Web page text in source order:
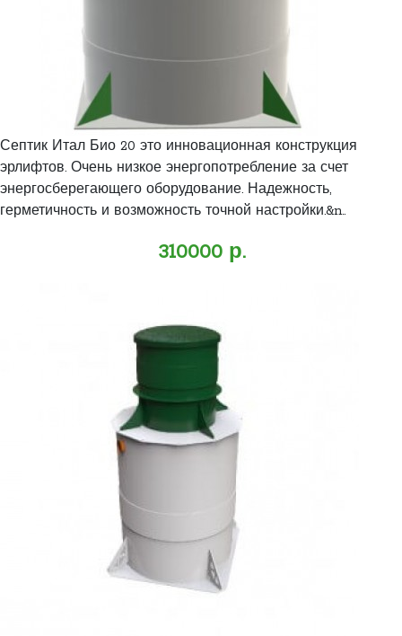
Септик Итал Био 20 это инновационная конструкция
эрлифтов. Очень низкое энергопотребление за счет
энергосберегающего оборудование. Надежность,
герметичность и возможность точной настройки.&n..
310000 р.